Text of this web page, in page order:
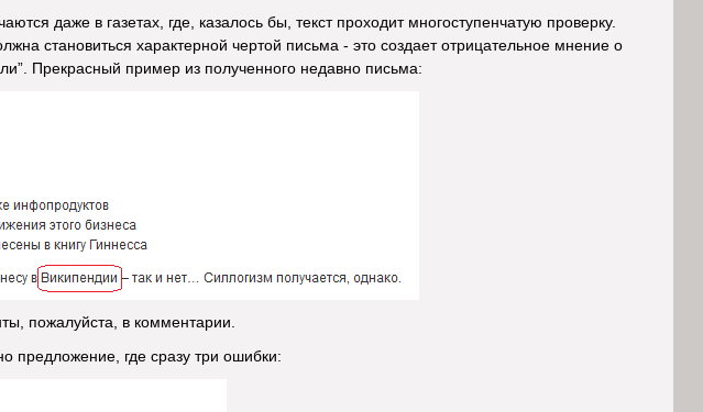
даже в газетах, где, казалось бы, текст проходит многоступенчатую проверку.
становиться характерной чертой письма - это создает отрицательное мнение о
Прекрасный пример из полученного недавно письма:
пожалуйста, в комментарии.
предложение, где сразу три ошибки: